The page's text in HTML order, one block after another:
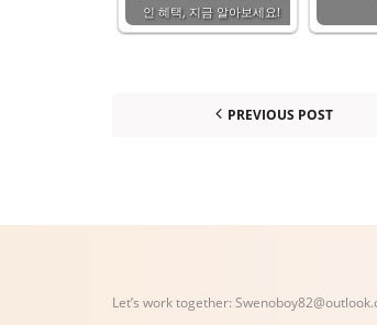
인 혜택, 지금 알아보세요!
PREVIOUS POST
Let’s work together: